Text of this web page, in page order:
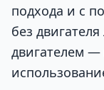
подхода и с
без
двигателем